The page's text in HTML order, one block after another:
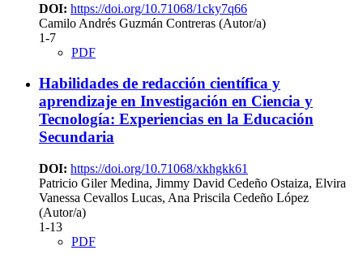
DOI: https://doi.org/10.71068/1cky7q66
Camilo Andrés Guzmán Contreras (Autor/a)
1-7
PDF
Habilidades de redacción científica y
aprendizaje en Investigación en Ciencia y
Tecnología: Experiencias en la Educación
Secundaria
DOI: https://doi.org/10.71068/xkhgkk61
Patricio Giler Medina, Jimmy David Cedeño Ostaiza, Elvira
Vanessa Cevallos Lucas, Ana Priscila Cedeño López
(Autor/a)
1-13
PDF